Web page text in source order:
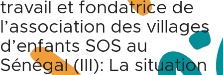
travail et fondatrice de
l’association des villages
d’enfants SOS au
Sénégal (III): La situation